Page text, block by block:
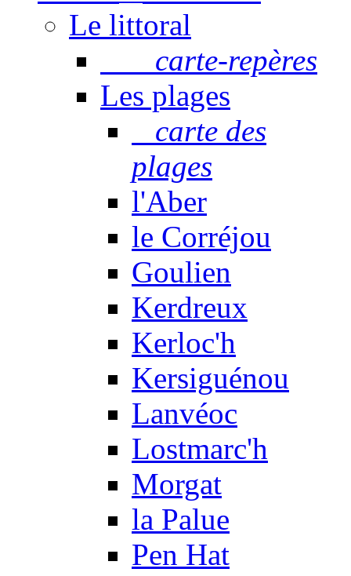
Le littoral
carte-repères
Les plages
carte des
plages
l'Aber
le Corréjou
Goulien
Kerdreux
Kerloc'h
Kersiguénou
Lanvéoc
Lostmarc'h
Morgat
la Palue
Pen Hat